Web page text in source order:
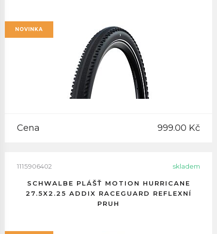
NOVINKA
Cena 999.00 Kč
1115906402 skladem
SCHWALBE PLÁŠŤ MOTION HURRICANE
27.5X2.25 ADDIX RACEGUARD REFLEXNÍ
PRUH